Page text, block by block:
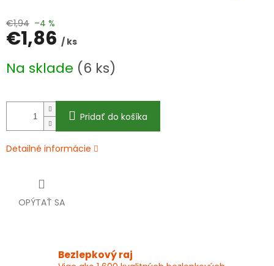
€1,94 –4 %
€1,86 / ks
cena:
Na sklade (6 ks)
Pridať do košíka
Detailné informácie
OPÝTAŤ SA
Bezlepkový raj